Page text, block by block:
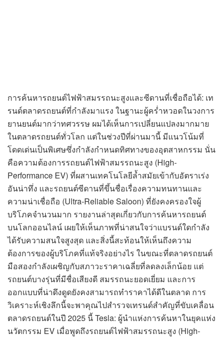
การค้นหารถยนต์ไฟฟ้าสมรรถนะสูงและซีดานที่เชื่อถือได้: เท
รนด์ตลาดรถยนต์ที่กำลังมาแรง ในฐานะผู้คร่ำหวอดในวงการ
ยานยนต์มากว่าทศวรรษ ผมได้เห็นการเปลี่ยนแปลงมากมาย
ในตลาดรถยนต์ทั่วโลก แต่ในช่วงปีที่ผ่านมานี้ มีแนวโน้มที่
โดดเด่นเป็นพิเศษซึ่งกำลังกำหนดทิศทางของอุตสาหกรรม นั่น
คือความต้องการรถยนต์ไฟฟ้าสมรรถนะสูง (High-
Performance EV) ที่ผสานเทคโนโลยีล้ำสมัยเข้ากับอัตราเร่ง
อันน่าทึ่ง และรถยนต์ซีดานที่ขึ้นชื่อเรื่องความทนทานและ
ความน่าเชื่อถือ (Ultra-Reliable Saloon) ที่ยังคงครองใจผู้
บริโภคจำนวนมาก รายงานล่าสุดเกี่ยวกับการค้นหารถยนต์
บนโลกออนไลน์ เผยให้เห็นภาพที่น่าสนใจว่าแบรนด์ใดกำลัง
ได้รับความสนใจสูงสุด และสิ่งนี้สะท้อนให้เห็นถึงความ
ต้องการของผู้บริโภคที่แท้จริงอย่างไร ในขณะที่ตลาดรถยนต์
มือสองกำลังเผชิญกับสภาวะราคาเฉลี่ยที่ลดลงเล็กน้อย แต่
รถยนต์บางรุ่นที่มีชื่อเสียงดี สมรรถนะยอดเยี่ยม และการ
ออกแบบที่น่าดึงดูดยังคงสามารถทำราคาได้ดีในตลาด การ
วิเคราะห์เชิงลึกนี้จะพาคุณไปสำรวจเทรนด์สำคัญที่ขับเคลื่อน
ตลาดรถยนต์ในปี 2025 นี้ Tesla: ผู้นำแห่งการค้นหาในยุคแห่ง
นวัตกรรม EV เมื่อพูดถึงรถยนต์ไฟฟ้าสมรรถนะสูง (High-